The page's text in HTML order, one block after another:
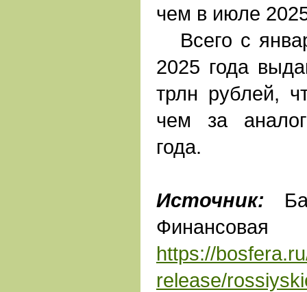
чем в июле
Всего с
2025 года
трлн рублей,
чем за
года.
Источник:
https://
release/